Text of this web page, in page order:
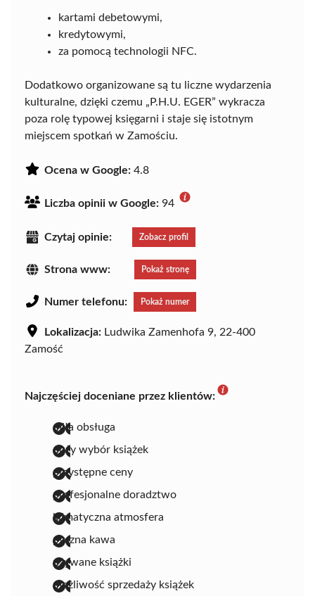
kartami debetowymi,
kredytowymi,
za pomocą technologii NFC.
Dodatkowo organizowane są tu liczne wydarzenia
kulturalne, dzięki czemu „P.H.U. EGER” wykracza
poza rolę typowej księgarni i staje się istotnym
miejscem spotkań w Zamościu.
Ocena w Google: 4.8
Liczba opinii w Google: 94
Czytaj opinie: Zobacz profil
Strona www: Pokaż stronę
Numer telefonu: Pokaż numer
Lokalizacja: Ludwika Zamenhofa 9, 22-400
Zamość
Najczęściej doceniane przez klientów:
miła obsługa
duży wybór książek
przystępne ceny
profesjonalne doradztwo
klimatyczna atmosfera
pyszna kawa
używane książki
możliwość sprzedaży książek